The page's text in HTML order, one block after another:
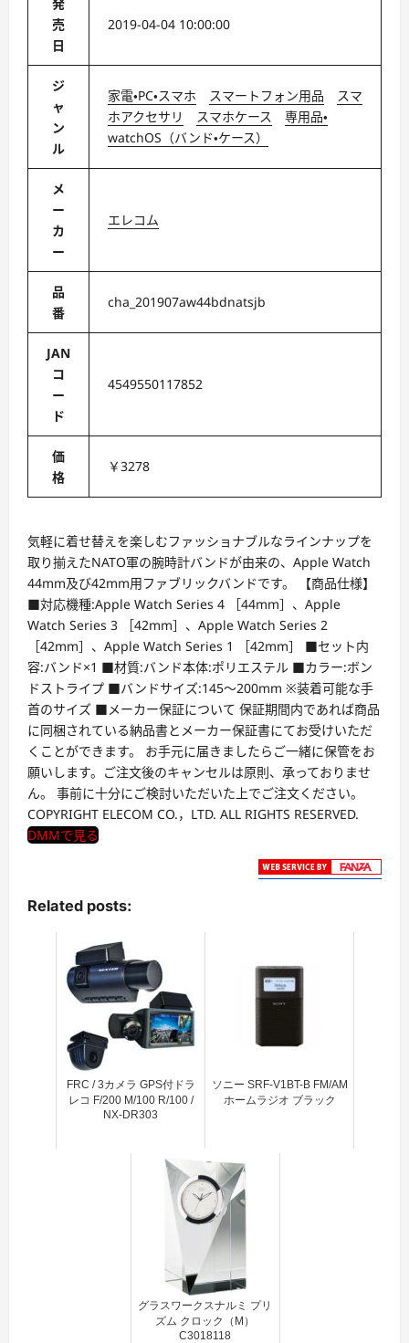
売
日
2019-04-04 10:00:00
ジ
ャ
ン
ル
家電・PC・スマホ スマートフォン用品
スマ
ホアクセサリ
スマホケース
専用品・
watchOS（バンド・ケース）
メ
ー
カ
ー
エレコム
品
番
cha_201907aw44bdnatsjb
JAN
コ
ー
ド
4549550117852
価
格
￥3278
気軽に着せ替えを楽しむファッショナブルなラインナップを
取り揃えたNATO軍の腕時計バンドが由来の、Apple Watch
44mm及び42mm用ファブリックバンドです。 【商品仕様】
■対応機種:Apple Watch Series 4 ［44mm］、Apple
Watch Series 3 ［42mm］、Apple Watch Series 2
［42mm］、Apple Watch Series 1 ［42mm］ ■セット内
容:バンド×1 ■材質:バンド本体:ポリエステル ■カラー:ボン
ドストライプ ■バンドサイズ:145～200mm ※装着可能な手
首のサイズ ■メーカー保証について 保証期間内であれば商品
に同梱されている納品書とメーカー保証書にてお受けいただ
くことができます。 お手元に届きましたらご一緒に保管をお
願いします。ご注文後のキャンセルは原則、承っておりませ
ん。 事前に十分にご検討いただいた上でご注文ください。
COPYRIGHT ELECOM CO.，LTD. ALL RIGHTS RESERVED.
DMMで見る
Related posts:
FRC / 3カメラ GPS付ドラ
レコ F/200 M/100 R/100 /
NX-DR303
ソニー SRF-V1BT-B FM/AM
ホームラジオ ブラック
グラスワークスナルミ プリ
ズム クロック（M）
C3018118